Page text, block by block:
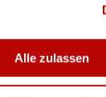
Alle zulassen